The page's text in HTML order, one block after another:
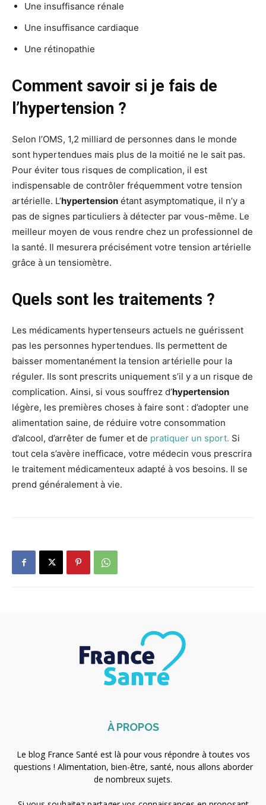
Une insuffisance rénale
Une insuffisance cardiaque
Une rétinopathie
Comment savoir si je fais de
l’hypertension ?
Selon l’OMS, 1,2 milliard de personnes dans le monde
sont hypertendues mais plus de la moitié ne le sait pas.
Pour éviter tous risques de complication, il est
indispensable de contrôler fréquemment votre tension
artérielle. L’hypertension étant asymptomatique, il n’y a
pas de signes particuliers à détecter par vous-même. Le
meilleur moyen de vous rendre chez un professionnel de
la santé. Il mesurera précisément votre tension artérielle
grâce à un tensiomètre.
Quels sont les traitements ?
Les médicaments hypertenseurs actuels ne guérissent
pas les personnes hypertendues. Ils permettent de
baisser momentanément la tension artérielle pour la
réguler. Ils sont prescrits uniquement s’il y a un risque de
complication. Ainsi, si vous souffrez d’hypertension
légère, les premières choses à faire sont : d’adopter une
alimentation saine, de réduire votre consommation
d’alcool, d’arrêter de fumer et de pratiquer un sport. Si
tout cela s’avère inefficace, votre médecin vous prescrira
le traitement médicamenteux adapté à vos besoins. Il se
prend généralement à vie.
À PROPOS
Le blog France Santé est là pour vous répondre à toutes vos
questions ! Alimentation, bien-être, santé, nous allons aborder
de nombreux sujets.